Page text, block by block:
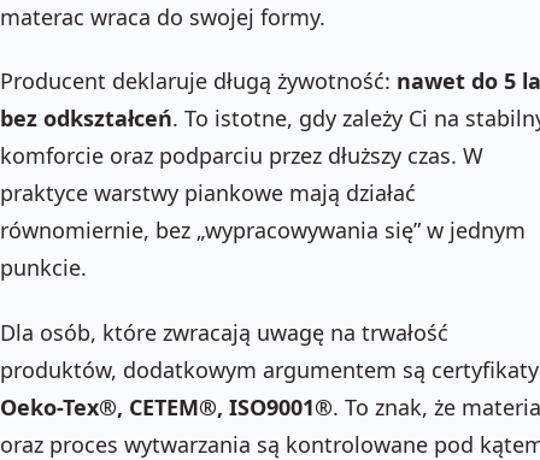
materac wraca do swojej formy.
Producent deklaruje długą żywotność: nawet do 5
bez odkształceń. To istotne, gdy zależy Ci na
komforcie oraz podparciu przez dłuższy czas. W
praktyce warstwy piankowe mają działać
równomiernie, bez „wypracowywania się” w jednym
punkcie.
Dla osób, które zwracają uwagę na trwałość
produktów, dodatkowym argumentem są
Oeko-Tex®, CETEM®, ISO9001®. To znak, że
oraz proces wytwarzania są kontrolowane pod